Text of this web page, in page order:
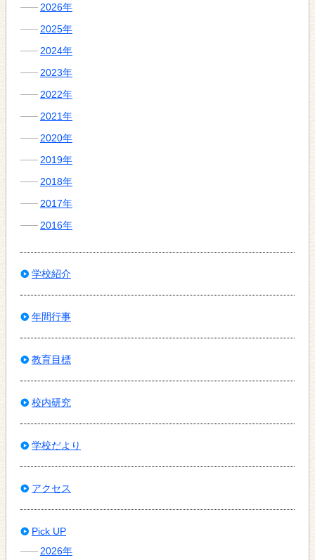
2026年
2025年
2024年
2023年
2022年
2021年
2020年
2019年
2018年
2017年
2016年
学校紹介
年間行事
教育目標
校内研究
学校だより
アクセス
Pick UP
2026年